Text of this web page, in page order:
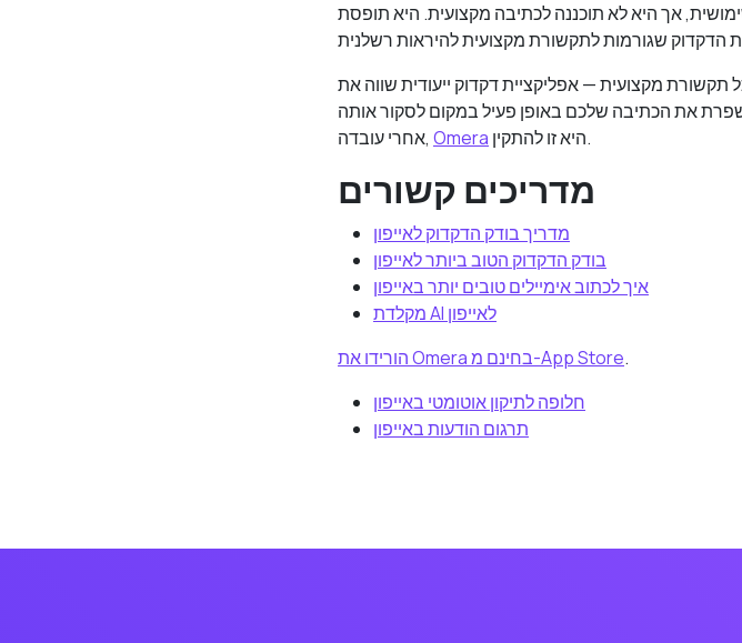
אך היא לא תוכננה לכתיבה מקצועית. היא תופסת
מקצועית — אפליקציית דקדוק ייעודית שווה את
את הכתיבה שלכם באופן פעיל במקום לסקור אותה
אחרי עובדה, Omera היא זו להתקין.
מדריכים קשורים
מדריך בודק הדקדוק לאייפון
בודק הדקדוק הטוב ביותר לאייפון
איך לכתוב אימיילים טובים יותר באייפון
מקלדת AI לאייפון
הורידו את Omera בחינם מ-App Store.
חלופה לתיקון אוטומטי באייפון
תרגום הודעות באייפון